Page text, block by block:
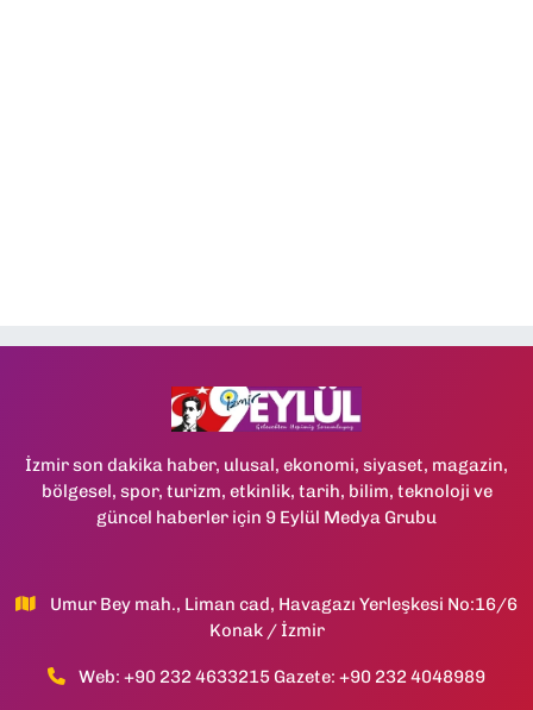
İzmir son dakika haber, ulusal, ekonomi, siyaset, magazin,
bölgesel, spor, turizm, etkinlik, tarih, bilim, teknoloji ve
güncel haberler için 9 Eylül Medya Grubu
Umur Bey mah., Liman cad, Havagazı Yerleşkesi No:16/6
Konak / İzmir
Web: +90 232 4633215 Gazete: +90 232 4048989